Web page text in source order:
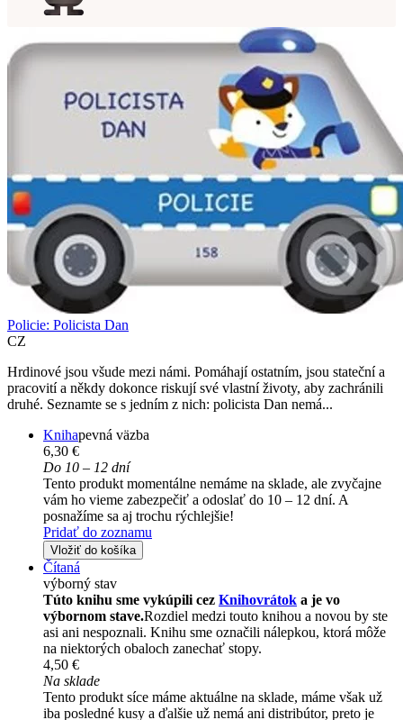
Policie: Policista Dan
CZ
Hrdinové jsou všude mezi námi. Pomáhají ostatním, jsou stateční a
pracovití a někdy dokonce riskují své vlastní životy, aby zachránili
druhé. Seznamte se s jedním z nich: policista Dan nemá...
Knihapevná väzba
6,30 €
Do 10 – 12 dní
Tento produkt momentálne nemáme na sklade, ale zvyčajne
vám ho vieme zabezpečiť a odoslať do 10 – 12 dní. A
posnažíme sa aj trochu rýchlejšie!
Pridať do zoznamu
Vložiť do košíka
Čítaná
výborný stav
Túto knihu sme vykúpili cez Knihovrátok a je vo
výbornom stave.Rozdiel medzi touto knihou a novou by ste
asi ani nespoznali. Knihu sme označili nálepkou, ktorá môže
na niektorých obaloch zanechať stopy.
4,50 €
Na sklade
Tento produkt síce máme aktuálne na sklade, máme však už
iba posledné kusy a ďalšie už nemá ani distribútor, preto je